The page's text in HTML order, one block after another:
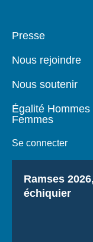
Pied
Presse
Nous rejoindre
Nous soutenir
Égalité Hommes
Femmes
Se connecter
Titre
Ramses
échiquier